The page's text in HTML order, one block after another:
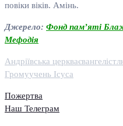
повіки віків. Амінь.
Джерело: Фонд пам’яті
Мефодія
Андріївська церкваєвангеліст
Громуучень Ісуса
Пожертва
Наш Телеграм